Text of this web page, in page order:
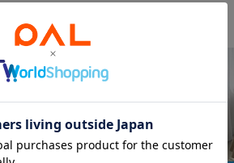
ートからのおすすめ